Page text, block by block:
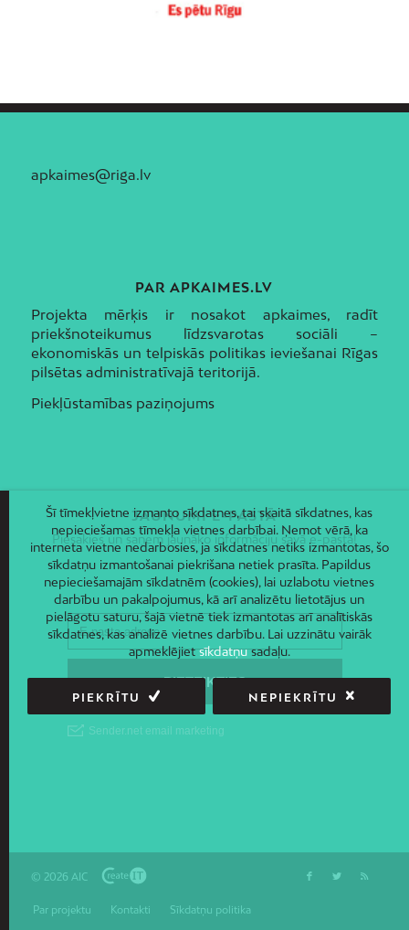
apkaimes@riga.lv
PAR APKAIMES.LV
Projekta mērķis ir nosakot apkaimes, radīt
priekšnoteikumus līdzsvarotas sociāli –
ekonomiskās un telpiskās politikas ieviešanai Rīgas
pilsētas administratīvajā teritorijā.
Piekļūstamības paziņojums
JAUNUMI E-PASTĀ
Piesakies un saņem jaunāko informāciju savā e-pastā!
© 2026 AIC
Par projektu Kontakti Sīkdatņu politika
Šī tīmekļvietne izmanto sīkdatnes, tai skaitā sīkdatnes, kas
nepieciešamas tīmekļa vietnes darbībai. Ņemot vērā, ka
interneta vietne nedarbosies, ja sīkdatnes netiks izmantotas, šo
sīkdatņu izmantošanai piekrišana netiek prasīta. Papildus
nepieciešamajām sīkdatnēm (cookies), lai uzlabotu vietnes
darbību un pakalpojumus, kā arī analizētu lietotājus un
pielāgotu saturu, šajā vietnē tiek izmantotas arī analītiskās
sīkdatnes, kas analizē vietnes darbību. Lai uzzinātu vairāk
apmeklējietsīkdatņusadaļu.
PIEKRĪTU NEPIEKRĪTU